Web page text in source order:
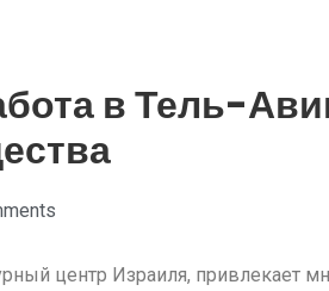
в Тель-
центр Израиля, привлекает